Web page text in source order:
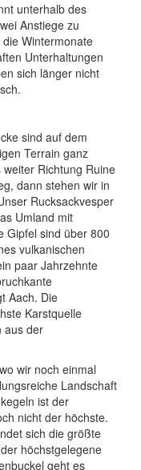
unterhalb des
Anstiege zu
Wintermonate
Unterhaltungen
sich länger nicht
sind auf dem
Terrain ganz
Richtung Ruine
dann stehen wir in
Rucksackvesper
Umland mit
Gipfel sind über 800
vulkanischen
paar Jahrzehnte
Aach. Die
Karstquelle
aus der
wir noch einmal
Landschaft
ist der
nicht der höchste.
sich die größte
höchstgelegene
geht es